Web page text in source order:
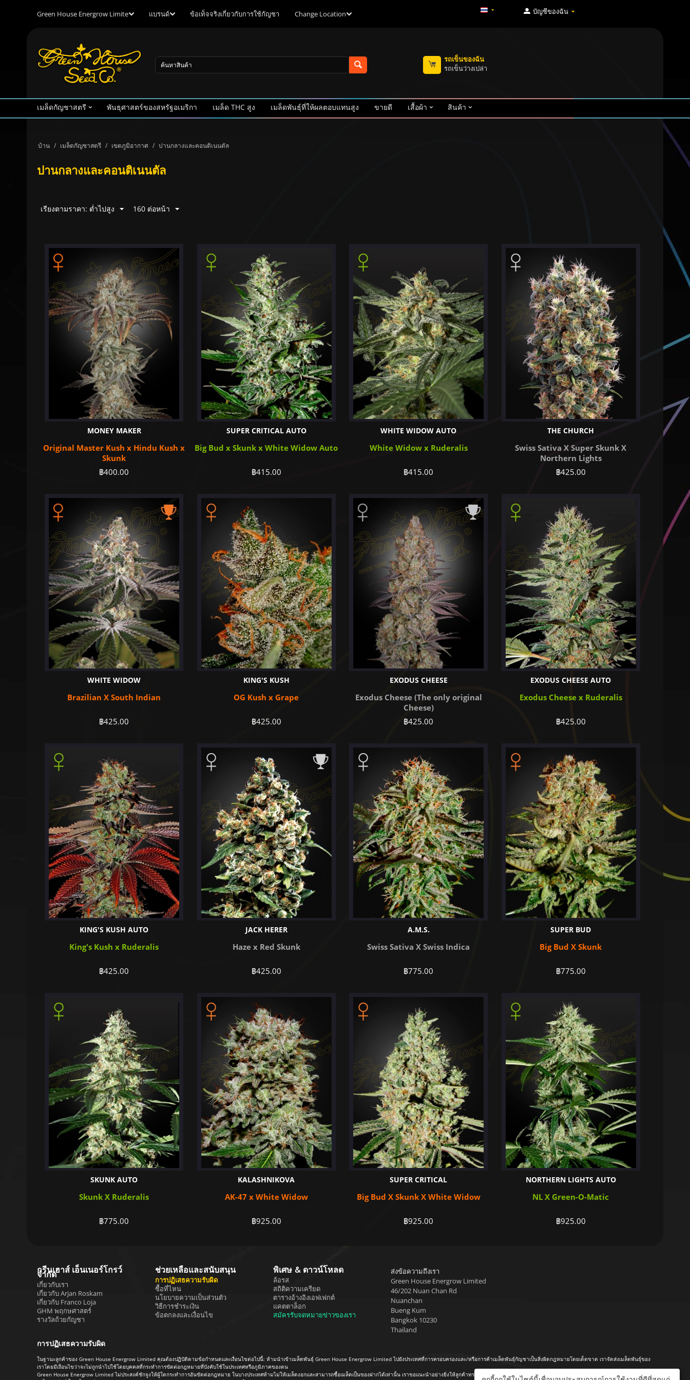
Green House Energrow Limite แบรนด์ ข้อเท็จจริงเกี่ยวกับการใช้กัญชา Change Location บัญชีของฉัน
รถเข็นของฉัน
รถเข็นว่างเปล่า
เมล็ดกัญชาสตรี พันธุศาสตร์ของสหรัฐอเมริกา เมล็ด THC สูง เมล็ดพันธุ์ที่ให้ผลตอบแทนสูง ขายดี เสื้อผ้า สินค้า
บ้าน / เมล็ดกัญชาสตรี / เขตภูมิอากาศ / ปานกลางและคอนติเนนตัล
ปานกลางและคอนติเนนตัล
เรียงตามราคา: ต่ำไปสูง 160 ต่อหน้า
MONEY MAKER
Original Master Kush x Hindu Kush x
Skunk
฿400.00
SUPER CRITICAL AUTO
Big Bud x Skunk x White Widow Auto
฿415.00
WHITE WIDOW AUTO
White Widow x Ruderalis
฿415.00
THE CHURCH
Swiss Sativa X Super Skunk X
Northern Lights
฿425.00
WHITE WIDOW
Brazilian X South Indian
฿425.00
KING'S KUSH
OG Kush x Grape
฿425.00
EXODUS CHEESE
Exodus Cheese (The only original
Cheese)
฿425.00
EXODUS CHEESE AUTO
Exodus Cheese x Ruderalis
฿425.00
KING'S KUSH AUTO
King's Kush x Ruderalis
฿425.00
JACK HERER
Haze x Red Skunk
฿425.00
A.M.S.
Swiss Sativa X Swiss Indica
฿775.00
SUPER BUD
Big Bud X Skunk
฿775.00
SKUNK AUTO
Skunk X Ruderalis
฿775.00
KALASHNIKOVA
AK-47 x White Widow
฿925.00
SUPER CRITICAL
Big Bud X Skunk X White Widow
฿925.00
NORTHERN LIGHTS AUTO
NL X Green-O-Matic
฿925.00
กรีนเฮาส์ เอ็นเนอร์โกรว์
จำกัด
เกี่ยวกับเรา
เกี่ยวกับ Arjan Roskam
เกี่ยวกับ Franco Loja
GHM พฤกษศาสตร์
รางวัลถ้วยกัญชา
ช่วยเหลือและสนับสนุน
การปฏิเสธความรับผิด
ซื้อที่ไหน
นโยบายความเป็นส่วนตัว
วิธีการชำระเงิน
ข้อตกลงและเงื่อนไข
พิเศษ & ดาวน์โหลด
ล้อรส
สถิติความเครียด
ตารางอ้างอิงเอฟเฟกต์
แคตตาล็อก
สมัครรับจดหมายข่าวของเรา
ส่งข้อความถึงเรา
Green House Energrow Limited
46/202 Nuan Chan Rd
Nuanchan
Bueng Kum
Bangkok 10230
Thailand
การปฏิเสธความรับผิด
ในฐานะลูกค้าของ Green House Energrow Limited คุณต้องปฏิบัติตามข้อกำหนดและเงื่อนไขต่อไปนี้: ห้ามนำเข้าเมล็ดพันธุ์ Green House Energrow Limited ไปยังประเทศที่การครอบครองและ/หรือการค้าเมล็ดพันธุ์กัญชาเป็นสิ่งผิดกฎหมายโดยเด็ดขาด เราจัดส่งเมล็ดพันธุ์ของ
เราโดยมีเงื่อนไขว่าจะไม่ถูกนำไปใช้โดยบุคคลที่กระทำการขัดต่อกฎหมายที่บังคับใช้ในประเทศหรือภูมิภาคของตน
Green House Energrow Limited ไม่ประสงค์ชักจูงให้ผู้ใดกระทำการอันขัดต่อกฎหมาย ในบางประเทศห้ามไม่ให้เมล็ดงอกและสามารถซื้อเมล็ดเป็นของฝากได้เท่านั้น เราขอแนะนำอย่างยิ่งให้ลูกค้าทราบเกี่ยวกับกฎหมายที่บังคับใช้ในท้องถิ่นที่พวกเขาต้องปฏิบัติตามก่อนที่จะเพาะ